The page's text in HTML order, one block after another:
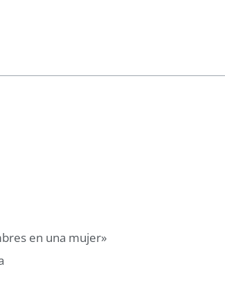
en una mujer»